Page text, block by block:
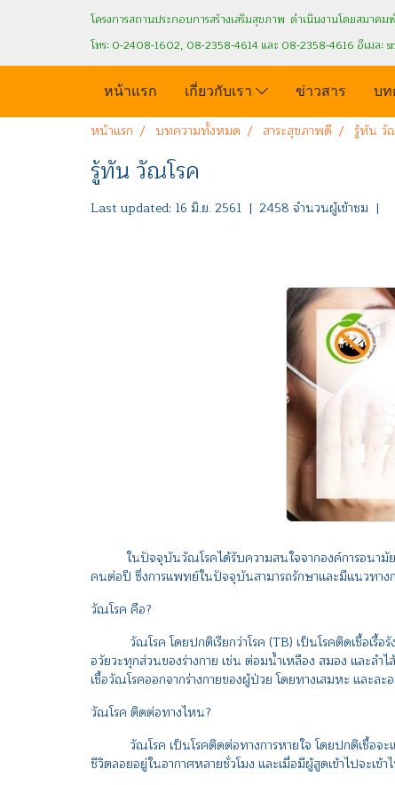
โครงการสถานประกอบการสร้างเสริมสุขภาพ ดำเนินงานโดยสมา
โทร: 0-2408-1602, 08-2358-4614 และ 08-2358-4616 อีเมล:
หน้าแรก เกี่ยวกับเรา ข่าวสาร บ
หน้าแรก บทความทั้งหมด สาระสุขภาพดี รู้ทัน วั
รู้ทัน วัณโรค
Last updated: 16 มิ.ย. 2561 | 2458 จำนวนผู้เข้าชม |
ในปัจจุบันวัณโรคได้รับความสนใจจากองค์การอนามัยโ
คนต่อปี ซึ่งการแพทย์ในปัจจุบันสามารถรักษาและมีแนวทาง
วัณโรค คือ?
วัณโรค โดยปกติเรียกว่าโรค (TB) เป็นโรคติดเชื้อเรื้อรั
อวัยวะทุกส่วนของร่างกาย เช่น ต่อมน้ำเหลือง สมอง และล
เชื้อวัณโรคออกจากร่างกายของผู้ป่วย โดยทางเสมหะ และ
วัณโรค ติดต่อทางไหน?
วัณโรค เป็นโรคติดต่อทางการหายใจ โดยปกติเชื้อจะแ
ชีวิตลอยอยู่ในอากาศหลายชั่วโมง และเมื่อมีผู้สูดเข้าไปจะเ